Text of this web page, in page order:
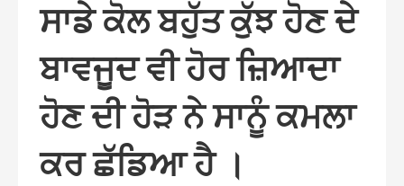
ਸਾਡੇ ਕੋਲ ਬਹੁੱਤ ਕੁੱਝ ਹੋਣ ਦੇ
ਬਾਵਜੂਦ ਵੀ ਹੋਰ ਜ਼ਿਆਦਾ
ਹੋਣ ਦੀ ਹੋੜ ਨੇ ਸਾਨੂੰ ਕਮਲਾ
ਕਰ ਛੱਡਿਆ ਹੈ ।